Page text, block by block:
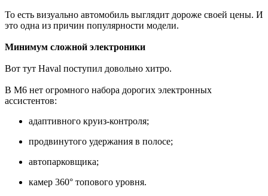
То есть визуально автомобиль выглядит дороже своей цены. И
это одна из причин популярности модели.
Минимум сложной электроники
Вот тут Haval поступил довольно хитро.
В M6 нет огромного набора дорогих электронных
ассистентов:
адаптивного круиз-контроля;
продвинутого удержания в полосе;
автопарковщика;
камер 360° топового уровня.